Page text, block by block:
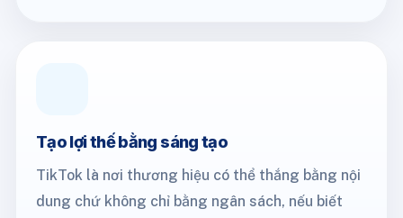
Tạo lợi thế bằng sáng tạo
TikTok là nơi thương hiệu có thể thắng bằng nội
dung chứ không chỉ bằng ngân sách, nếu biết